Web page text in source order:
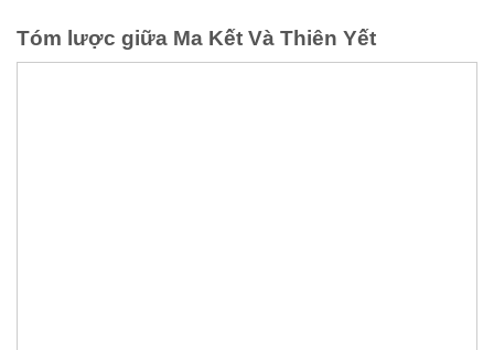
Tóm lược giữa Ma Kết Và Thiên Yết